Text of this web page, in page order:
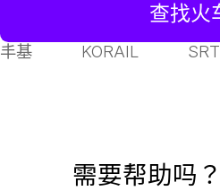
查找火
丰基 KORAIL SRT
需要帮助吗？